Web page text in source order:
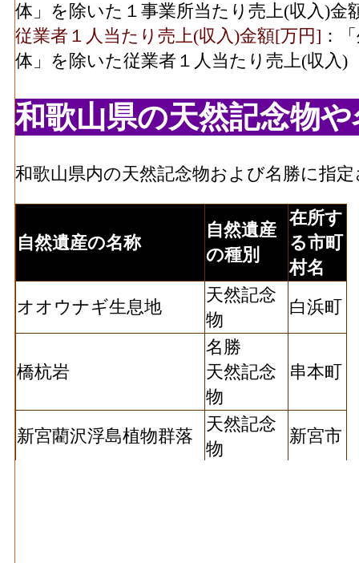
体」を除いた１事業所当たり売上(収入)金
従業者１人当たり売上(収入)金額[万円] ：
体」を除いた従業者１人当たり売上(収入)
和歌山県の天然記念物
和歌山県内の天然記念物および名勝に指
自然遺産の名称
自然遺産
の種別
在所す
る市町
村名
オオウナギ生息地
天然記念
物
白浜町
橋杭岩
名勝
天然記念
物
串本町
新宮藺沢浮島植物群落
天然記念
物
新宮市